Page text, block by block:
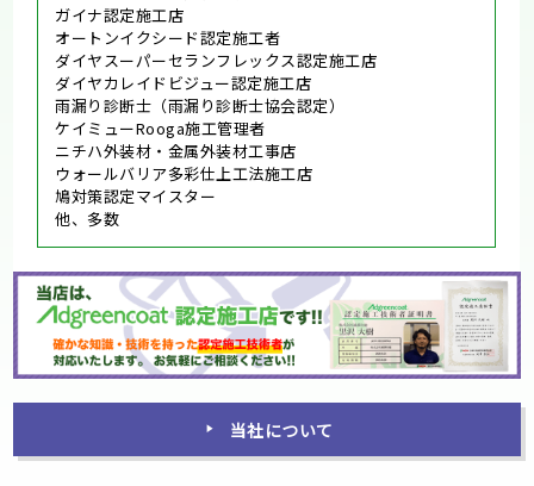
ガイナ認定施工店
オートンイクシード認定施工者
ダイヤスーパーセランフレックス認定施工店
ダイヤカレイドビジュー認定施工店
雨漏り診断士（雨漏り診断士協会認定）
ケイミューRooga施工管理者
ニチハ外装材・金属外装材工事店
ウォールバリア多彩仕上工法施工店
鳩対策認定マイスター
他、多数
当社について